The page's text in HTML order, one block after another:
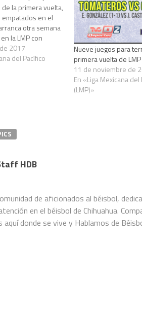
de la primera vuelta,
en el
otra semana
la LMP con
para que
cima: los cuatro
entre sí.
2017
del Pacífico
Nueve juegos para
primera vuelta de LMP
11 de noviembre de
En «Liga Mexicana del
(LMP)»
HDB
de aficionados al béisbol,
en el béisbol de Chihuahua.
aquí donde se vive y Hablamos de